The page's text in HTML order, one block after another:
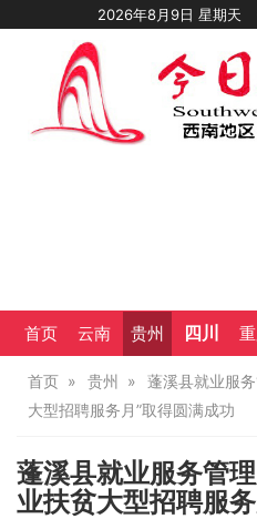
2026年8月9日 星期天
首页 云南 贵州 四川
首页 贵州
蓬溪县就业服
大型招聘服务月”取得圆满成功
蓬溪县就业服务管
业扶贫大型招聘服